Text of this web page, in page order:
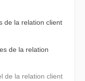
de la relation client
de la relation
de la relation client